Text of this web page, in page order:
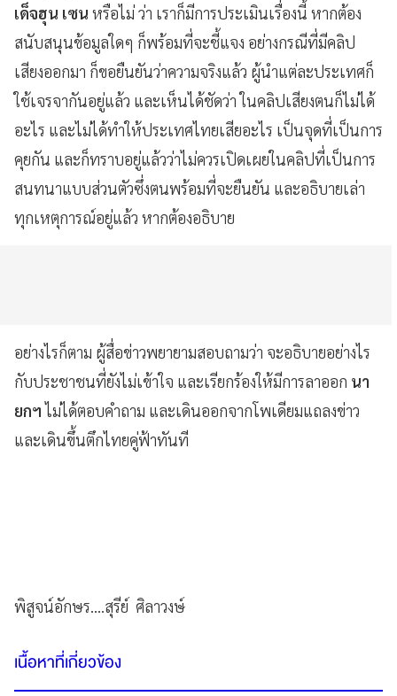
เด็จฮุน เซน หรือไม่ ว่า เราก็มีการประเมินเรื่องนี้ หากต้อง
สนับสนุนข้อมูลใดๆ ก็พร้อมที่จะชี้แจง อย่างกรณีที่มีคลิป
เสียงออกมา ก็ขอยืนยันว่าความจริงแล้ว ผู้นำแต่ละประเทศก็
ใช้เจรจากันอยู่แล้ว และเห็นได้ชัดว่า ในคลิปเสียงตนก็ไม่ได้
อะไร และไม่ได้ทำให้ประเทศไทยเสียอะไร เป็นจุดที่เป็นการ
คุยกัน และก็ทราบอยู่แล้วว่าไม่ควรเปิดเผยในคลิปที่เป็นการ
สนทนาแบบส่วนตัวซึ่งตนพร้อมที่จะยืนยัน และอธิบายเล่า
ทุกเหตุการณ์อยู่แล้ว หากต้องอธิบาย
อย่างไรก็ตาม ผู้สื่อข่าวพยายามสอบถามว่า จะอธิบายอย่างไร
กับประชาชนที่ยังไม่เข้าใจ และเรียกร้องให้มีการลาออก นา
ยกฯไม่ได้ตอบคำถาม และเดินออกจากโพเดียมแถลงข่าว
และเดินขึ้นตึกไทยคู่ฟ้าทันที
พิสูจน์อักษร....สุรีย์ ศิลาวงษ์
เนื้อหาที่เกี่ยวข้อง